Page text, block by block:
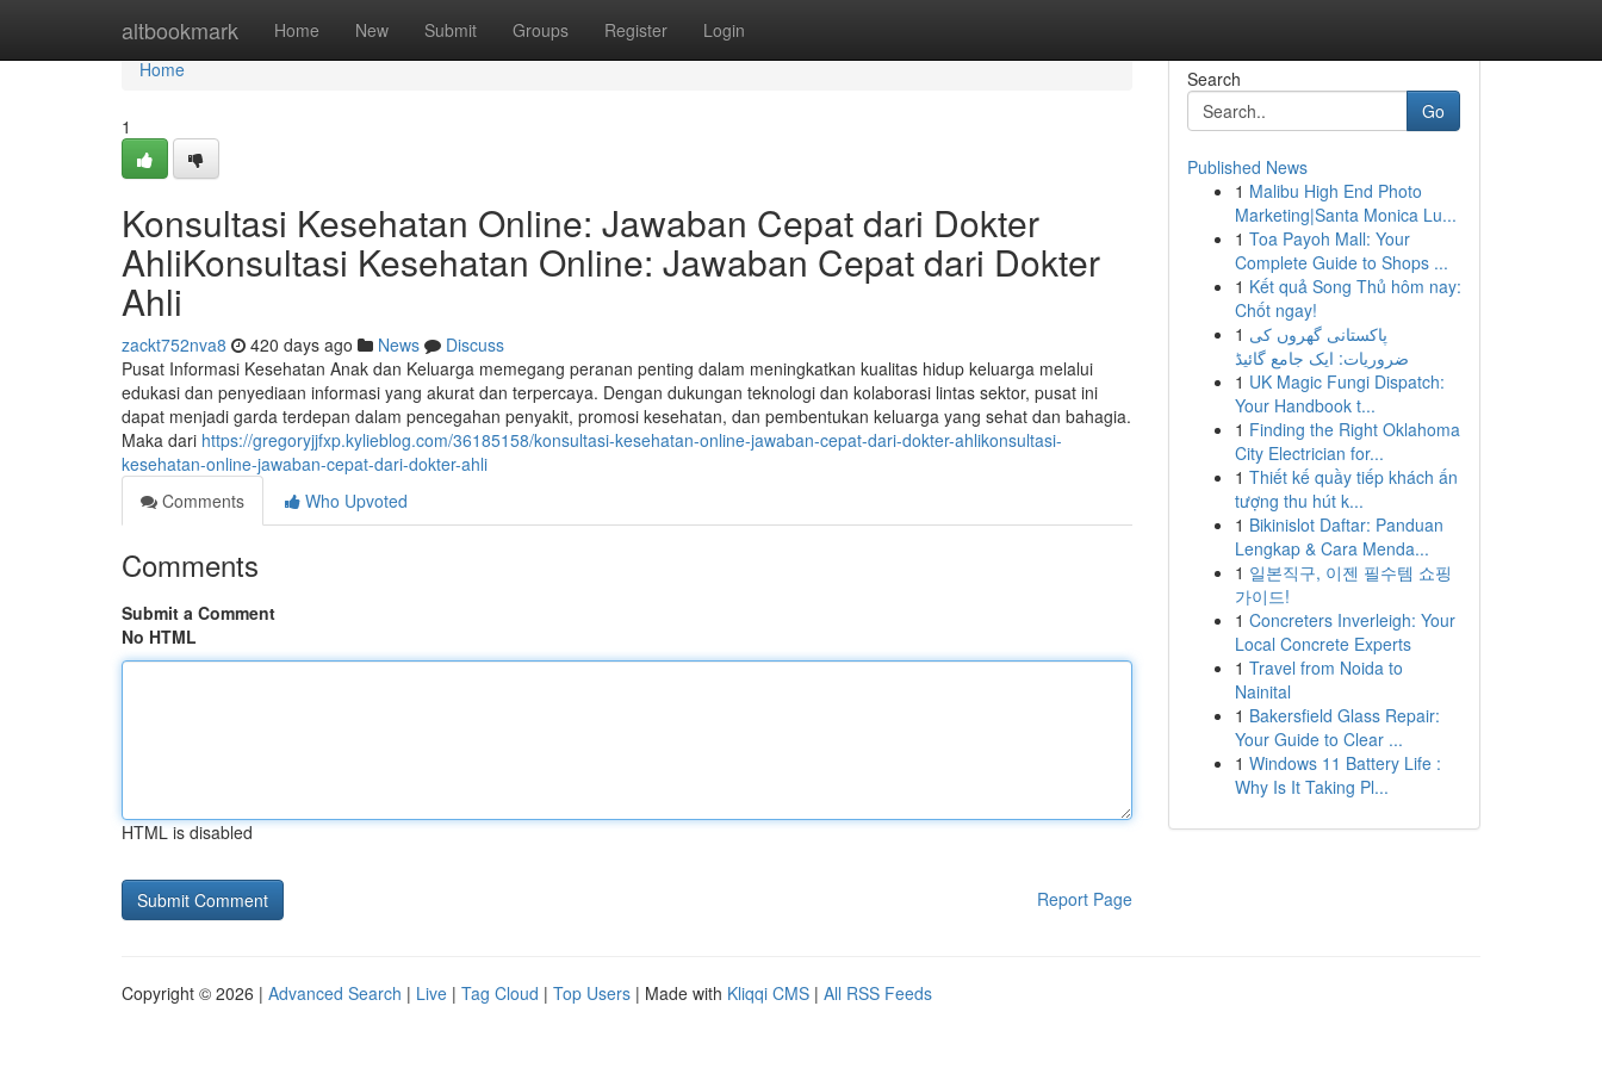
altbookmark Home New Submit Groups Register Login
Home
Home
1
Konsultasi Kesehatan Online: Jawaban Cepat dari Dokter
AhliKonsultasi Kesehatan Online: Jawaban Cepat dari Dokter
Ahli
zackt752nva8 420 days ago News
Discuss
Pusat Informasi Kesehatan Anak dan Keluarga memegang peranan penting dalam meningkatkan kualitas hidup keluarga melalui
edukasi dan penyediaan informasi yang akurat dan terpercaya. Dengan dukungan teknologi dan kolaborasi lintas sektor, pusat ini
dapat menjadi garda terdepan dalam pencegahan penyakit, promosi kesehatan, dan pembentukan keluarga yang sehat dan bahagia.
Maka dari https://gregoryjjfxp.kylieblog.com/36185158/konsultasi-kesehatan-online-jawaban-cepat-dari-dokter-ahlikonsultasi-
kesehatan-online-jawaban-cepat-dari-dokter-ahli
Comments
Who Upvoted
Comments
Submit a Comment
No HTML
HTML is disabled
Report Page
Search
Go
Published News
1 Malibu High End Photo
Marketing|Santa Monica Lu...
1 Toa Payoh Mall: Your
Complete Guide to Shops ...
1 Kết quả Song Thủ hôm nay:
Chốt ngay!
1 پاکستانی گھروں کی
ضروریات: ایک جامع گائیڈ
1 UK Magic Fungi Dispatch:
Your Handbook t...
1 Finding the Right Oklahoma
City Electrician for...
1 Thiết kế quầy tiếp khách ấn
tượng thu hút k...
1 Bikinislot Daftar: Panduan
Lengkap & Cara Menda...
1 일본직구, 이젠 필수템 쇼핑
가이드!
1 Concreters Inverleigh: Your
Local Concrete Experts
1 Travel from Noida to
Nainital
1 Bakersfield Glass Repair:
Your Guide to Clear ...
1 Windows 11 Battery Life :
Why Is It Taking Pl...
Copyright © 2026 | Advanced Search | Live | Tag Cloud | Top Users | Made with Kliqqi CMS | All RSS Feeds